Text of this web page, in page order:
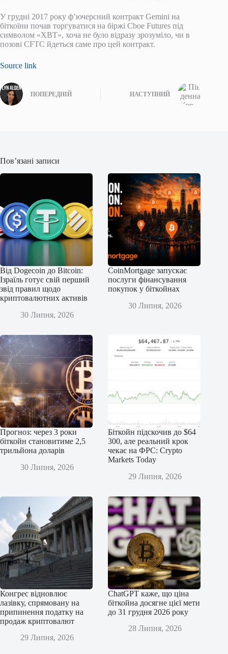
У грудні 2017 року ф’ючерсний контракт Gemini на
біткоїни почав торгуватися на біржі Cboe Futures під
символом «XBT», хоча не було відразу зрозуміло, чи в
позові CFTC йдеться саме про цей контракт.
Source link
ПОПЕРЕДНІЙ НАСТУПНИЙ
Пов’язані записи
Від Dogecoin до Bitcoin:
Ізраїль готує свій перший
звід правил щодо
криптовалютних активів
30 Липня, 2026
CoinMortgage запускає
послуги фінансування
покупок у біткойнах
30 Липня, 2026
Прогноз: через 3 роки
біткойн становитиме 2,5
трильйона доларів
30 Липня, 2026
Біткойн підскочив до $64
300, але реальний крок
чекає на ФРС: Crypto
Markets Today
29 Липня, 2026
Конгрес відновлює
лазівку, спрямовану на
припинення податку на
продаж криптовалют
29 Липня, 2026
ChatGPT каже, що ціна
біткойна досягне цієї мети
до 31 грудня 2026 року
28 Липня, 2026